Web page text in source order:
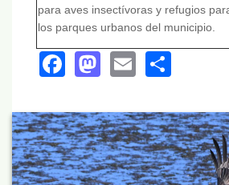
para aves insectívoras y refugios
los parques urbanos del municipio.
Facebook
Mastodon
Email